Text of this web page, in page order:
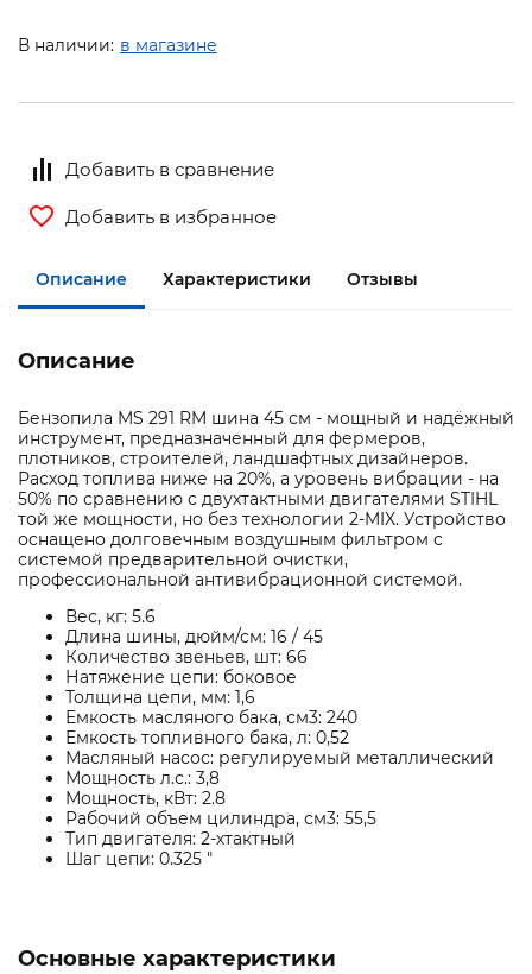
В наличии: в магазине
Добавить в сравнение
Добавить в избранное
Описание Характеристики Отзывы
Описание
Бензопила MS 291 RM шина 45 см - мощный и надёжный
инструмент, предназначенный для фермеров,
плотников, строителей, ландшафтных дизайнеров.
Расход топлива ниже на 20%, а уровень вибрации - на
50% по сравнению с двухтактными двигателями STIHL
той же мощности, но без технологии 2-MIX. Устройство
оснащено долговечным воздушным фильтром с
системой предварительной очистки,
профессиональной антивибрационной системой.
Вес, кг: 5.6
Длина шины, дюйм/см: 16 / 45
Количество звеньев, шт: 66
Натяжение цепи: боковое
Толщина цепи, мм: 1,6
Емкость масляного бака, см3: 240
Емкость топливного бака, л: 0,52
Масляный насос: регулируемый металлический
Мощность л.с.: 3,8
Мощность, кВт: 2.8
Рабочий объем цилиндра, см3: 55,5
Тип двигателя: 2-хтактный
Шаг цепи: 0.325 "
Основные характеристики